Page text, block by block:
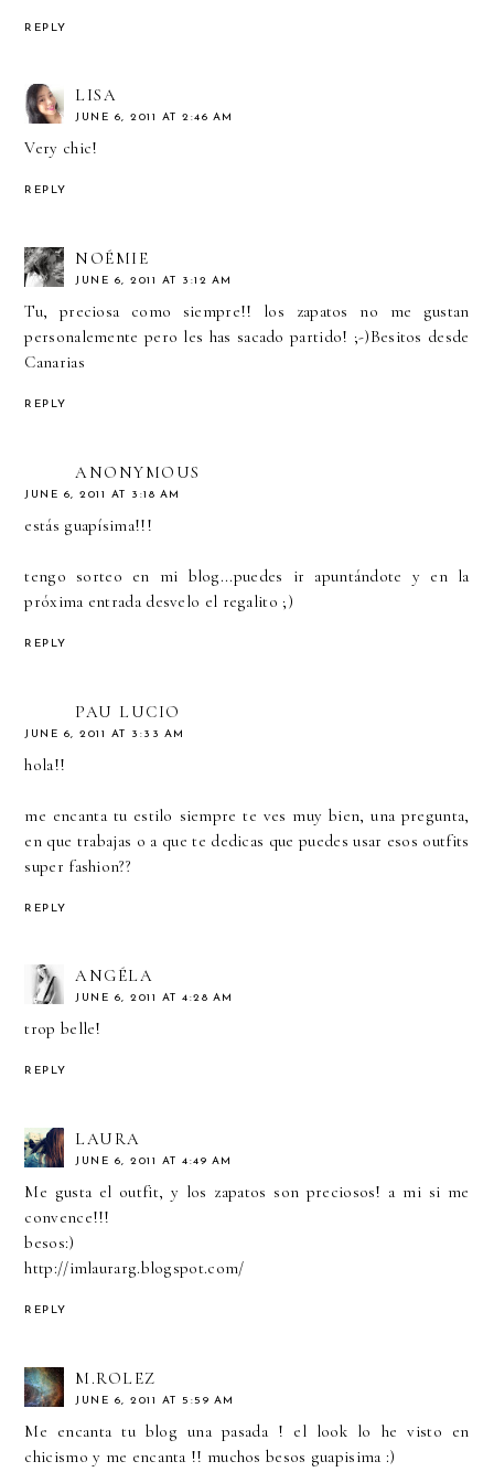
REPLY
LISA
JUNE 6, 2011 AT 2:46 AM
Very chic!
REPLY
NOÉMIE
JUNE 6, 2011 AT 3:12 AM
Tu, preciosa como siempre!! los zapatos no me gustan
personalemente pero les has sacado partido! ;-)Besitos desde
Canarias
REPLY
ANONYMOUS
JUNE 6, 2011 AT 3:18 AM
estás guapísima!!!
tengo sorteo en mi blog...puedes ir apuntándote y en la
próxima entrada desvelo el regalito ;)
REPLY
PAU LUCIO
JUNE 6, 2011 AT 3:33 AM
hola!!
me encanta tu estilo siempre te ves muy bien, una pregunta,
en que trabajas o a que te dedicas que puedes usar esos outfits
super fashion??
REPLY
ANGÉLA
JUNE 6, 2011 AT 4:28 AM
trop belle!
REPLY
LAURA
JUNE 6, 2011 AT 4:49 AM
Me gusta el outfit, y los zapatos son preciosos! a mi si me
convence!!!
besos:)
http://imlaurarg.blogspot.com/
REPLY
M.ROLEZ
JUNE 6, 2011 AT 5:59 AM
Me encanta tu blog una pasada ! el look lo he visto en
chicismo y me encanta !! muchos besos guapisima :)